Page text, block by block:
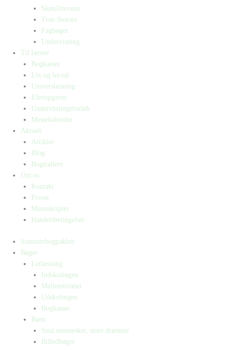
Skønlitteratur
True Stories
Fagbøger
Undervisning
Til lærere
Bogkasser
Lix og let-tal
Universlæsning
Elevopgaver
Undervisningsforløb
Messekalender
Aktuelt
Artikler
Blog
Bogtrailere
Om os
Kontakt
Presse
Manuskripter
Handelsbetingelser
Sommerbogpakker
Bøger
Letlæsning
Indskolingen
Mellemtrinnet
Udskolingen
Bogkasser
Børn
Små mennesker, store drømme
Billedbøger